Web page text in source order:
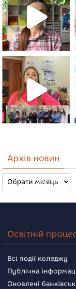
Архів новин
Архів
новин
Освітній
Всі події коледжу
Публічна
Оновлені